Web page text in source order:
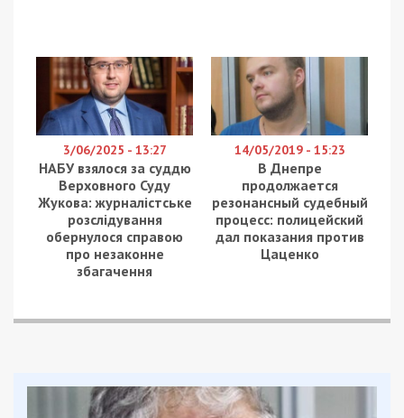
3/06/2025 - 13:27
НАБУ взялося за суддю
Верховного Суду
Жукова: журналістське
розслідування
обернулося справою
про незаконне
збагачення
14/05/2019 - 15:23
В Днепре
продолжается
резонансный судебный
процесс: полицейский
дал показания против
Цаценко